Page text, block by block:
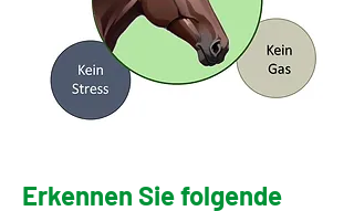
Erkennen Sie folgende